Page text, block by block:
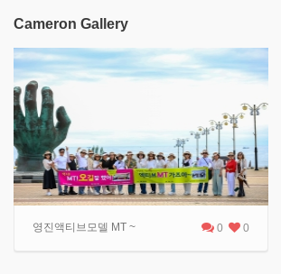
Cameron Gallery
영진액티브모델 MT ~ 0 0